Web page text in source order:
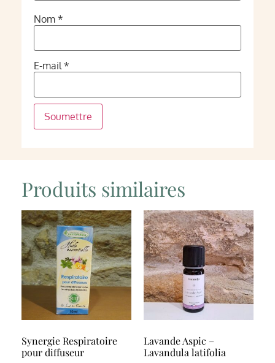
Nom *
E-mail *
Produits similaires
Synergie Respiratoire
pour diffuseur
Lavande Aspic –
Lavandula latifolia